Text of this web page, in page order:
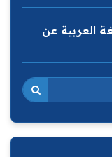
العربية عن